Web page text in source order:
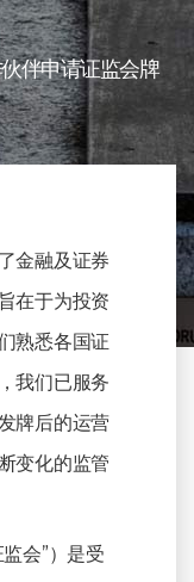
伴申请证监会牌
金融及证券
在于为投资
熟悉各国证
我们已服务
牌后的运营
变化的监管
会”）是受